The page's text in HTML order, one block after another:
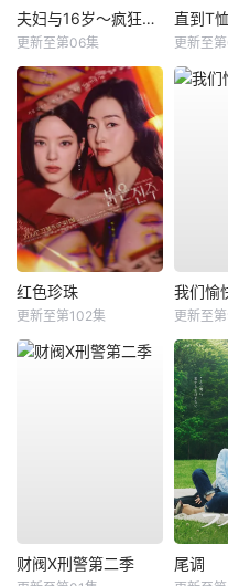
夫妇与16岁～疯狂的邻居～
更新至第06集
直到T
更新至
红色珍珠
更新至第102集
我们愉
更新至
财阀X刑警第二季 尾调